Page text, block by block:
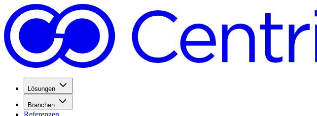
Lösungen
Branchen
Referenzen